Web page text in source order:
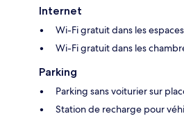
Internet
Wi-Fi gratuit dans les
Wi-Fi gratuit dans les
Parking
Parking sans voiturier sur
Station de recharge pour